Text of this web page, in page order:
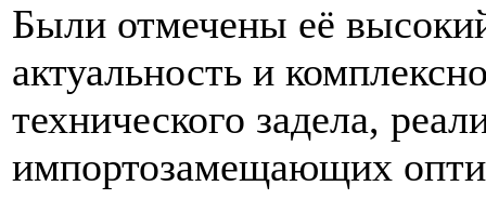
Были отмечены её
актуальность и
технического задела,
импортозамещающих